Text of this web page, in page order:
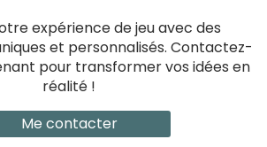
expérience de jeu avec des
et personnalisés. Contactez-
pour transformer vos idées en
réalité !
Me contacter